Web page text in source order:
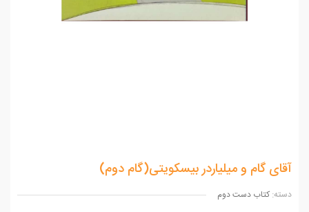
گام و میلیاردر بیسکویتی(گام دوم)
کتاب دست دوم